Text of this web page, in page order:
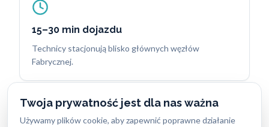
Twoja prywatność jest dla nas ważna
Używamy plików cookie, aby zapewnić poprawne działanie
15–30 min dojazdu
Technicy stacjonują blisko głównych węzłów
Fabrycznej.